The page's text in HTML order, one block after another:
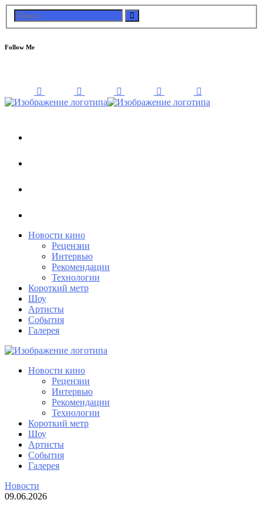
Follow Me
Новости кино
Рецензии
Интервью
Рекомендации
Технологии
Короткий метр
Шоу
Артисты
События
Галерея
Новости кино
Рецензии
Интервью
Рекомендации
Технологии
Короткий метр
Шоу
Артисты
События
Галерея
Новости
09.06.2026